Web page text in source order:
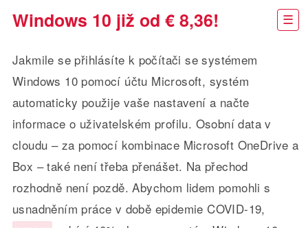
Windows 10 již od € 8,36!
Jakmile se přihlásíte k počítači se systémem
Windows 10 pomocí účtu Microsoft, systém
automaticky použije vaše nastavení a načte
informace o uživatelském profilu. Osobní data v
cloudu – za pomocí kombinace Microsoft OneDrive a
Box – také není třeba přenášet. Na přechod
rozhodně není pozdě. Abychom lidem pomohli s
usnadněním práce v době epidemie COVID-19,